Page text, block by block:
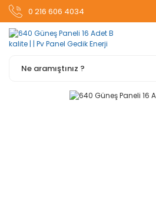
0 216 606 4034